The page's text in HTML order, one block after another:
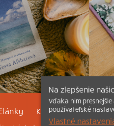
Kontakt Tlačená
Na zlepšenie
Vďaka nim
používateľské
Vlastné